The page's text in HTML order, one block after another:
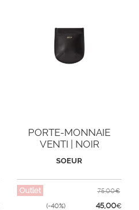
PORTE-MONNAIE
VENTI | NOIR
SOEUR
Outlet
(-40%)
75,00€
45,00€